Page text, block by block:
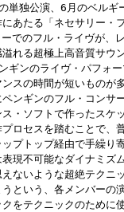
独公演、6月のベルギ
あたる「ネセサリー・
でのフル・ライヴが、
れる超極上高音質サウ
ギンのライヴ・パフォ
スの時間が短いものが
ンギンのフル・コンサ
・ソフトで作ったスケ
ロセスを踏むことで、
プトップ経由で手繰り
現不可能なダイナミズ
ないような超絶テクニ
という、各メンバーの
をテクニックのために